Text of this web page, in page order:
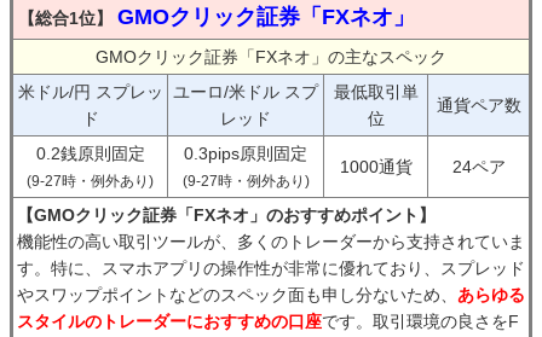
【総合1位】 GMOクリック証券「FXネオ」
GMOクリック証券「FXネオ」の主なスペック
米ドル/円 スプレッ
ド
ユーロ/米ドル スプ
レッド
最低取引単
位
通貨ペア数
0.2銭原則固定
(9-27時・例外あり)
0.3pips原則固定
(9-27時・例外あり)
1000通貨 24ペア
【GMOクリック証券「FXネオ」のおすすめポイント】
機能性の高い取引ツールが、多くのトレーダーから支持されていま
す。特に、スマホアプリの操作性が非常に優れており、スプレッド
やスワップポイントなどのスペック面も申し分ないため、 あらゆる
スタイルのトレーダーにおすすめの口座です。取引環境の良さをF